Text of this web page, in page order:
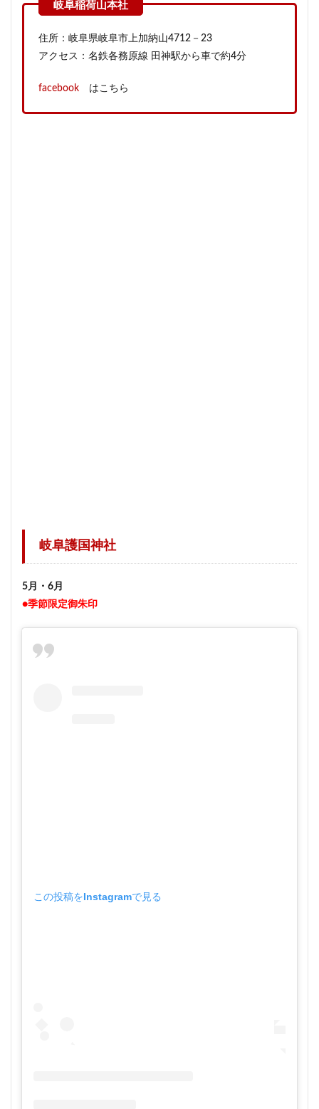
住所：岐阜県岐阜市上加納山4712－23
アクセス：名鉄各務原線 田神駅から車で約4分
facebook はこちら
岐阜護国神社
5月・6月
●季節限定御朱印
この投稿をInstagramで見る